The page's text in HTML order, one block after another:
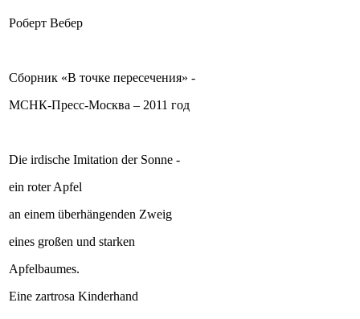
Роберт Вебер
Сборник «В точке пересечения» -
МСНК-Пресс-Москва – 2011 год
Die irdische Imitation der Sonne -
ein roter Apfel
an einem überhängenden Zweig
eines großen und starken
Apfelbaumes.
Eine zartrosa Kinderhand